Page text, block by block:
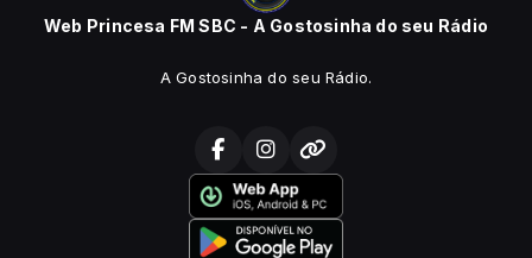
Web Princesa FM SBC - A Gostosinha do seu Rádio
A Gostosinha do seu Rádio.